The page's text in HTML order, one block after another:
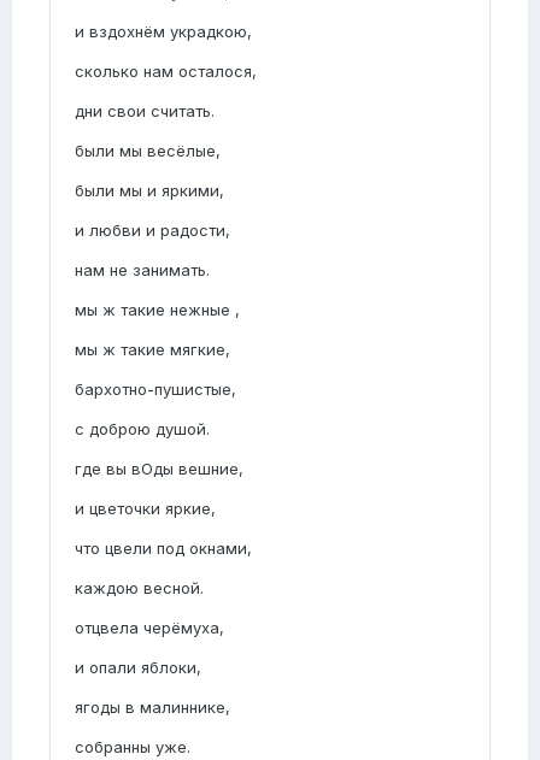
и вздохнём украдкою,
сколько нам осталося,
дни свои считать.
были мы весёлые,
были мы и яркими,
и любви и радости,
нам не занимать.
мы ж такие нежные ,
мы ж такие мягкие,
бархотно-пушистые,
с доброю душой.
где вы вОды вешние,
и цветочки яркие,
что цвели под окнами,
каждою весной.
отцвела черёмуха,
и опали яблоки,
ягоды в малиннике,
собранны уже.